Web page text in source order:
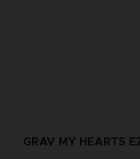
GRAV MY HEARTS